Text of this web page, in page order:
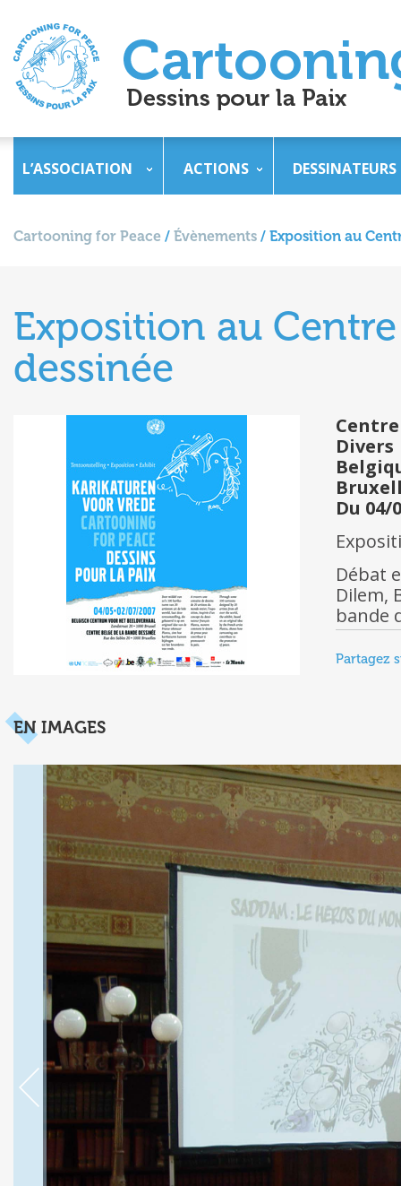
L’ASSOCIATION ACTIONS DESSINATEURS
Cartooning for Peace / Évènements / Exposition au
Exposition au
dessinée
Divers
Du 04/
Débat
Dilem,
bande
Partagez
EN IMAGES